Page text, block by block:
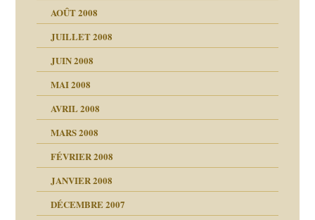
AOÛT 2008
JUILLET 2008
JUIN 2008
MAI 2008
aujourd’hui
AVRIL 2008
MARS 2008
FÉVRIER 2008
JANVIER 2008
DÉCEMBRE 2007